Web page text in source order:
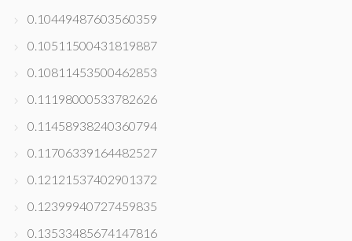
0.10449487603560359
0.10511500431819887
0.10811453500462853
0.11198000533782626
0.11458938240360794
0.11706339164482527
0.12121537402901372
0.12399940727459835
0.13533485674147816